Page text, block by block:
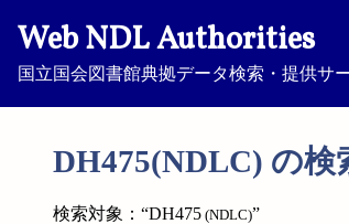
Web NDL Authorities
国立国会図書館典拠データ検索・提供サ
DH475(NDLC) の検
検索対象：“DH475 (NDLC)”